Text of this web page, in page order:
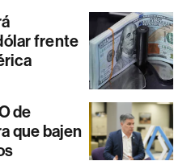
frente
de
que bajen